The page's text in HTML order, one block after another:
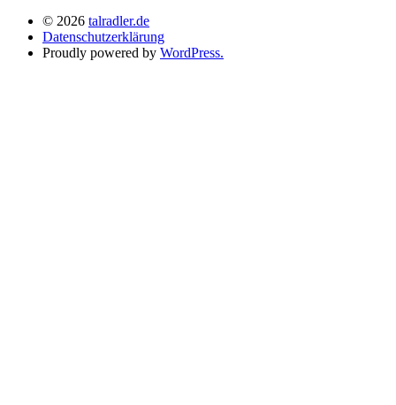
© 2026 talradler.de
Datenschutzerklärung
Proudly powered by WordPress.